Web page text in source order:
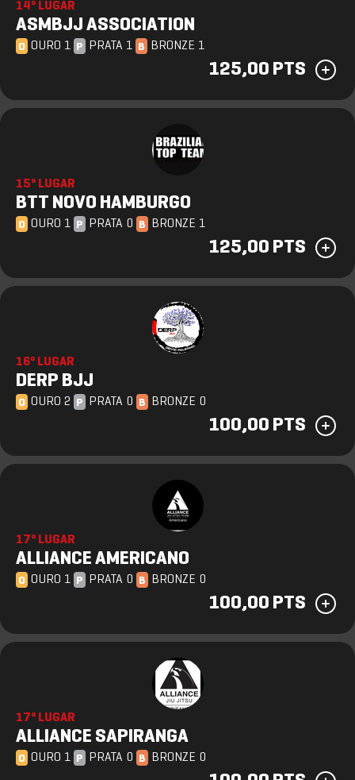
14º LUGAR
ASMBJJ ASSOCIATION
O OURO 1 P PRATA 1 B BRONZE 1
125,00 PTS
15º LUGAR
BTT NOVO HAMBURGO
O OURO 1 P PRATA 0 B BRONZE 1
125,00 PTS
16º LUGAR
DERP BJJ
O OURO 2 P PRATA 0 B BRONZE 0
100,00 PTS
17º LUGAR
ALLIANCE AMERICANO
O OURO 1 P PRATA 0 B BRONZE 0
100,00 PTS
17º LUGAR
ALLIANCE SAPIRANGA
O OURO 1 P PRATA 0 B BRONZE 0